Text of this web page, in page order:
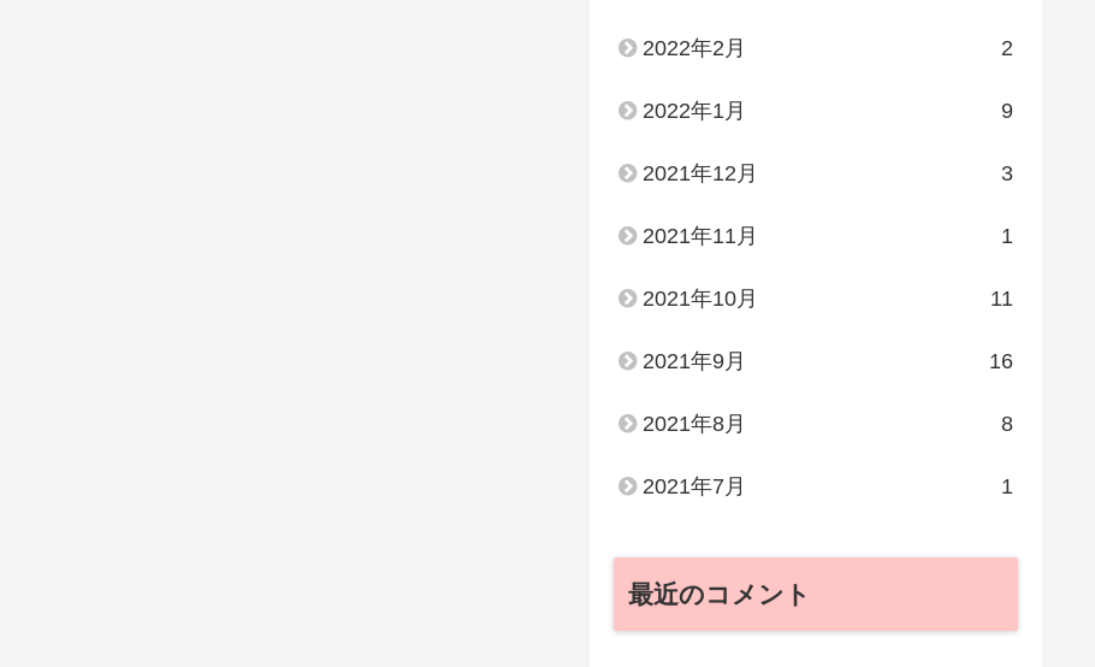
2022年2月 2
2022年1月 9
2021年12月 3
2021年11月 1
2021年10月 11
2021年9月 16
2021年8月 8
2021年7月 1
最近のコメント